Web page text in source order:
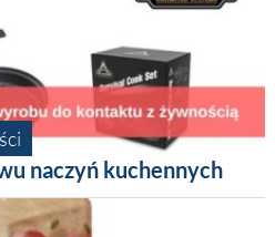
naczyń kuchennych